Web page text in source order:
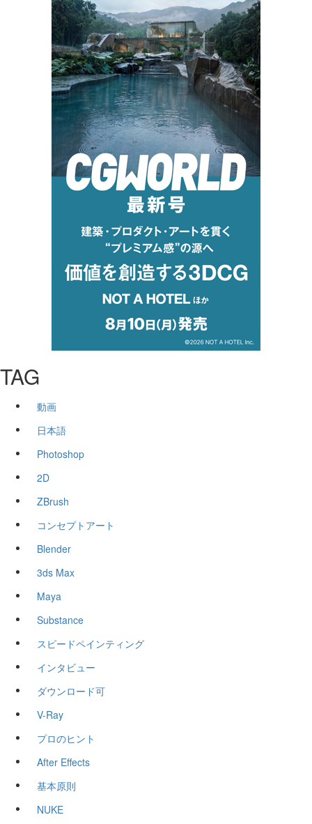
TAG
動画
日本語
Photoshop
2D
ZBrush
コンセプトアート
Blender
3ds Max
Maya
Substance
スピードペインティング
インタビュー
ダウンロード可
V-Ray
プロのヒント
After Effects
基本原則
NUKE